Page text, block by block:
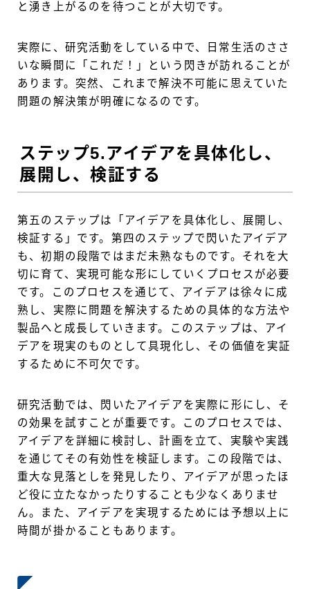
と湧き上がるのを待つことが大切です。
実際に、研究活動をしている中で、日常生活のささ
いな瞬間に「これだ！」という閃きが訪れることが
あります。突然、これまで解決不可能に思えていた
問題の解決策が明確になるのです。
ステップ5.アイデアを具体化し、
展開し、検証する
第五のステップは「アイデアを具体化し、展開し、
検証する」です。第四のステップで閃いたアイデア
も、初期の段階ではまだ未熟なものです。それを大
切に育て、実現可能な形にしていくプロセスが必要
です。このプロセスを通じて、アイデアは徐々に成
熟し、実際に問題を解決するための具体的な方法や
製品へと成長していきます。このステップは、アイ
デアを現実のものとして具現化し、その価値を実証
するために不可欠です。
研究活動では、閃いたアイデアを実際に形にし、そ
の効果を試すことが重要です。このプロセスでは、
アイデアを詳細に検討し、計画を立て、実験や実践
を通じてその有効性を検証します。この段階では、
重大な見落としを発見したり、アイデアが思ったほ
ど役に立たなかったりすることも少なくありませ
ん。また、アイデアを実現するためには予想以上に
時間が掛かることもあります。